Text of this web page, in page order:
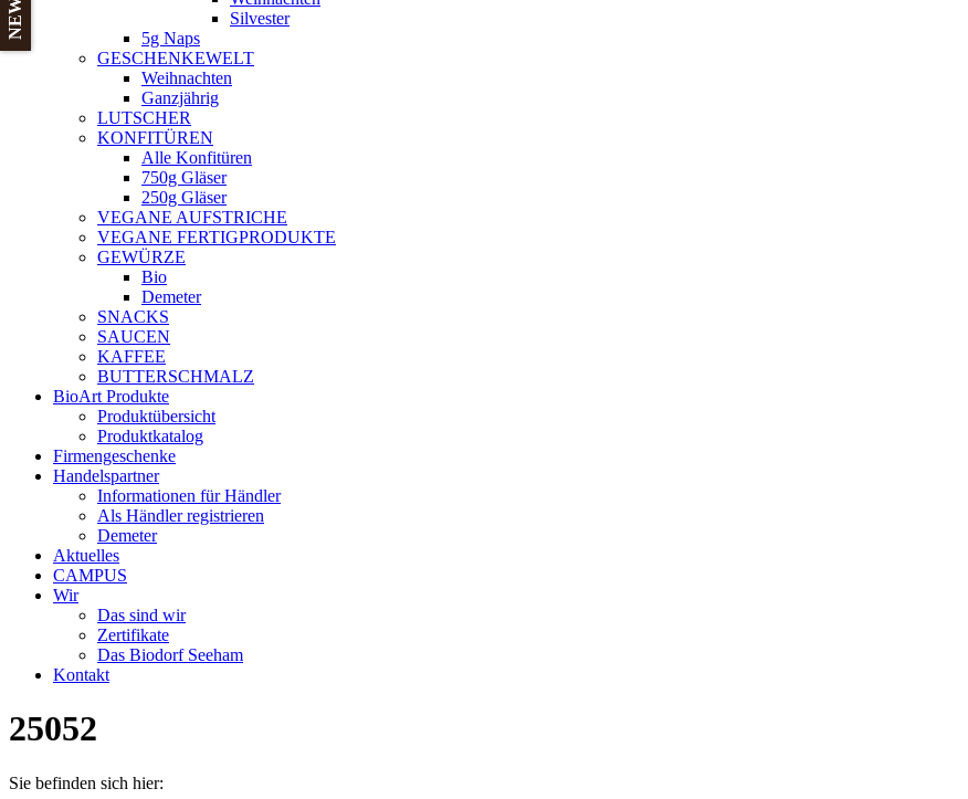
Silvester
5g Naps
GESCHENKEWELT
Weihnachten
Ganzjährig
LUTSCHER
KONFITÜREN
Alle Konfitüren
750g Gläser
250g Gläser
VEGANE AUFSTRICHE
VEGANE FERTIGPRODUKTE
GEWÜRZE
Bio
Demeter
SNACKS
SAUCEN
KAFFEE
BUTTERSCHMALZ
BioArt Produkte
Produktübersicht
Produktkatalog
Firmengeschenke
Handelspartner
Informationen für Händler
Als Händler registrieren
Demeter
Aktuelles
CAMPUS
Wir
Das sind wir
Zertifikate
Das Biodorf Seeham
Kontakt
25052
Sie befinden sich hier: